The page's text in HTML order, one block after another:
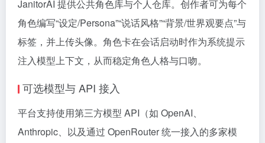
JanitorAI 提供公共角色库与个人仓库。创作者可为每个
角色编写“设定/Persona”“说话风格”“背景/世界观要点”与
标签，并上传头像。角色卡在会话启动时作为系统提示
注入模型上下文，从而稳定角色人格与口吻。
可选模型与 API 接入
平台支持使用第三方模型 API（如 OpenAI、
Anthropic、以及通过 OpenRouter 统一接入的多家模